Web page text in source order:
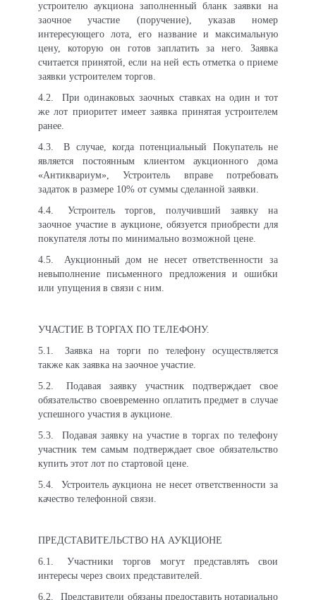
устроителю аукциона заполненный бланк заявки на
заочное участие (поручение), указав номер
интересующего лота, его название и максимальную
цену, которую он готов заплатить за него. Заявка
считается принятой, если на ней есть отметка о приеме
заявки устроителем торгов.
4.2.
При одинаковых заочных ставках на один и тот
же лот приоритет имеет заявка принятая устроителем
ранее.
4.3.
В случае, когда потенциальный Покупатель не
является постоянным клиентом аукционного дома
«Антиквариум», Устроитель вправе потребовать
задаток в размере 10% от суммы сделанной заявки.
4.4.
Устроитель торгов, получивший заявку на
заочное участие в аукционе, обязуется приобрести для
покупателя лоты по минимально возможной цене.
4.5.
Аукционный дом не несет ответственности за
невыполнение письменного предложения и ошибки
или упущения в связи с ним.
УЧАСТИЕ В ТОРГАХ ПО ТЕЛЕФОНУ.
5.1.
Заявка на торги по телефону осуществляется
также как заявка на заочное участие.
5.2.
Подавая заявку участник подтверждает свое
обязательство своевременно оплатить предмет в случае
успешного участия в аукционе.
5.3.
Подавая заявку на участие в торгах по телефону
участник тем самым подтверждает свое обязательство
купить этот лот по стартовой цене.
5.4.
Устроитель аукциона не несет ответственности за
качество телефонной связи.
ПРЕДСТАВИТЕЛЬСТВО НА АУКЦИОНЕ
6.1.
Участники торгов могут представлять свои
интересы через своих представителей.
6.2.
Представители обязаны предоставить нотариально